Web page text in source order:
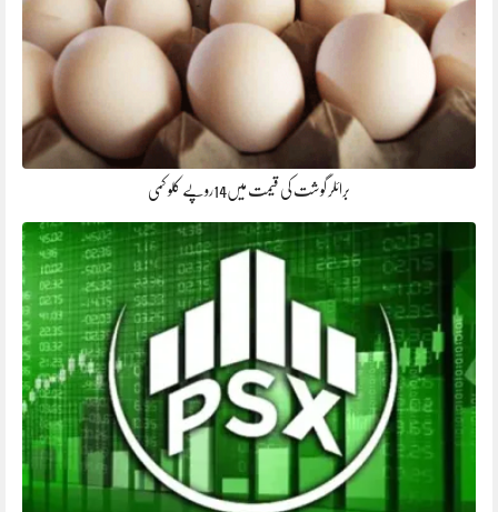
برائلر گوشت کی قیمت میں14روپے کلو کمی